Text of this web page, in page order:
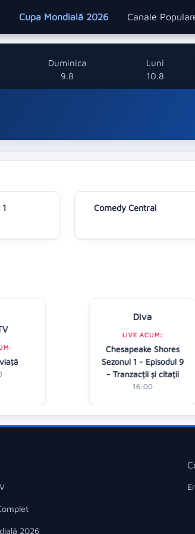
Cupa Mondială 2026 Canale
Duminica
9.8
Luni
10.8
Comedy Central
Diva
LIVE ACUM:
Chesapeake Shores
Sezonul 1 - Episodul 9
- Tranzacții și citații
16:00
2026